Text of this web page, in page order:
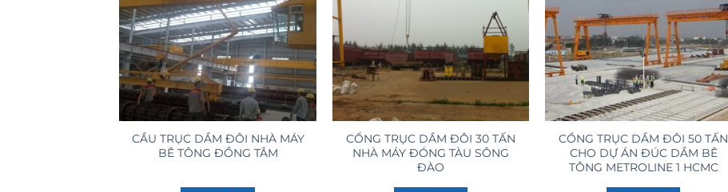
CẦU TRỤC DẦM ĐÔI NHÀ MÁY
BÊ TÔNG ĐỒNG TÂM
CỔNG TRỤC DẦM ĐÔI 30 TẤN
NHÀ MÁY ĐÓNG TÀU SÔNG
ĐÀO
CỔNG TRỤC DẦM ĐÔI 50 TẤN
CHO DỰ ÁN ĐÚC DẦM BÊ
TÔNG METROLINE 1 HCMC